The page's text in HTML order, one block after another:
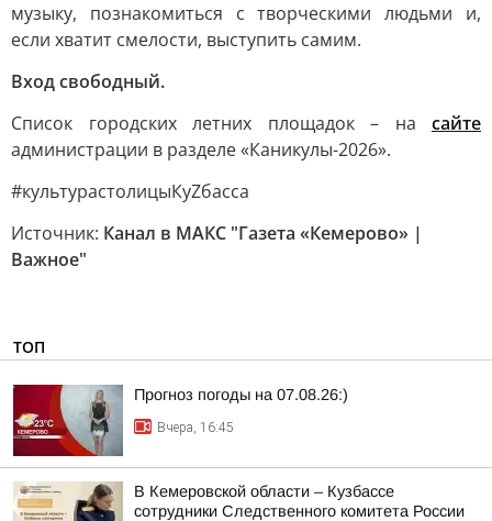
музыку, познакомиться с творческими людьми и,
если хватит смелости, выступить самим.
Вход свободный.
Список городских летних площадок – на сайте
администрации в разделе «Каникулы-2026».
#культурастолицыКуZбасса
Источник: Канал в МАКС "Газета «Кемерово» |
Важное"
ТОП
Прогноз погоды на 07.08.26:)
Вчера, 16:45
В Кемеровской области – Кузбассе
сотрудники Следственного комитета России